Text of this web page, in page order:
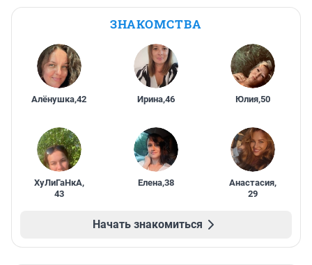
ЗНАКОМСТВА
Алёнушка,42 Ирина,46 Юлия,50
ХуЛиГаНкА,
43
Елена,38 Анастасия,
29
Начать знакомиться